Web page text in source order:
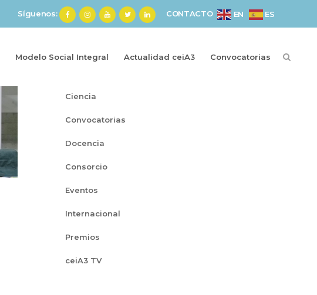
Síguenos: CONTACTO EN ES
Modelo Social Integral Actualidad ceiA3 Convocatorias
Ciencia
Convocatorias
Docencia
Consorcio
Eventos
Internacional
Premios
ceiA3 TV